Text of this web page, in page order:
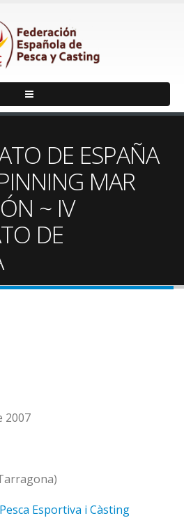
DE ESPAÑA
MAR
~ IV
DE
2007
Esportiva i Càsting